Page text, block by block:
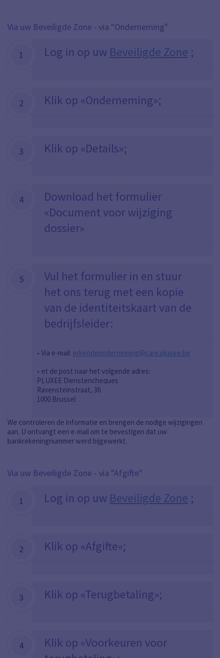
Via uw Beveiligde Zone - via "Onderneming"
1 Log in op uw Beveiligde Zone ;
2 Klik op «Onderneming»;
3 Klik op «Details»;
4
Download het formulier
«Document voor wijziging
dossier»
5
Vul het formulier in en stuur
het ons terug met een kopie
van de identiteitskaart van de
bedrijfsleider:
- Via e-mail: erkendeonderneming@care.pluxee.be
- et de post naar het volgende adres:
PLUXEE Dienstencheques
Ravensteinstraat, 36
1000 Brussel
We controleren de informatie en brengen de nodige wijzigingen
aan. U ontvangt een e-mail om te bevestigen dat uw
bankrekeningnummer werd bijgewerkt.
Via uw Beveiligde Zone - via "Afgifte"
1 Log in op uw Beveiligde Zone ;
2 Klik op «Afgifte»;
3 Klik op «Terugbetaling»;
4
Klik op «Voorkeuren voor